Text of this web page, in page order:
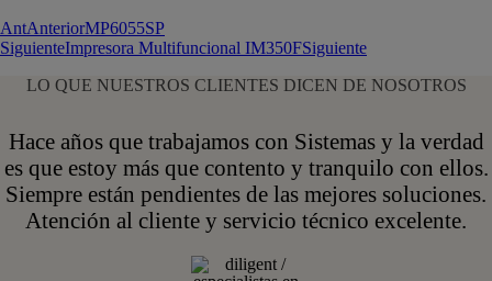
AntAnteriorMP6055SP
SiguienteImpresora Multifuncional IM350FSiguiente
LO QUE NUESTROS CLIENTES DICEN DE NOSOTROS
Hace años que trabajamos con Sistemas y la verdad
es que estoy más que contento y tranquilo con ellos.
Siempre están pendientes de las mejores soluciones.
Atención al cliente y servicio técnico excelente.